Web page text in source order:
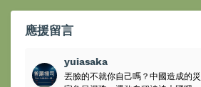
應援留言
yuiasaka
丟臉的不就你自己嗎？中國造成的